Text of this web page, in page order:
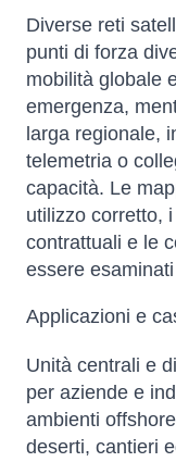
Diverse reti
punti di forza
mobilità globale
emergenza,
larga regionale,
telemetria o
capacità. Le
utilizzo corretto,
contrattuali e le
essere
Applicazioni e
Unità centrali e
per aziende e
ambienti
deserti, cantieri